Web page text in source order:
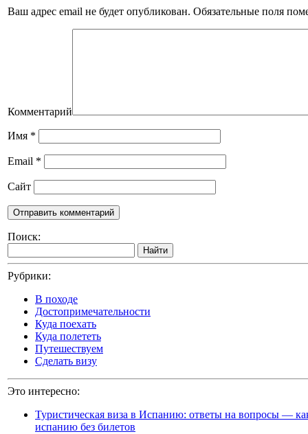
Ваш адрес email не будет опубликован. Обязательные поля
Комментарий
Имя *
Email *
Сайт
Поиск:
Найти
Рубрики:
В походе
Достопримечательности
Куда поехать
Куда полететь
Путешествуем
Сделать визу
Это интересно:
Туристическая виза в Испанию: ответы на вопросы —
испанию без билетов